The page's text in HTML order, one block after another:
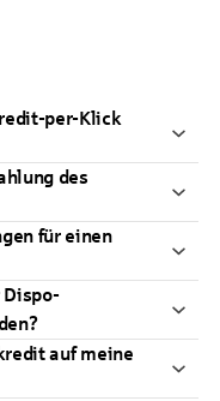
per-Klick
des
für einen
Dispo-
auf meine